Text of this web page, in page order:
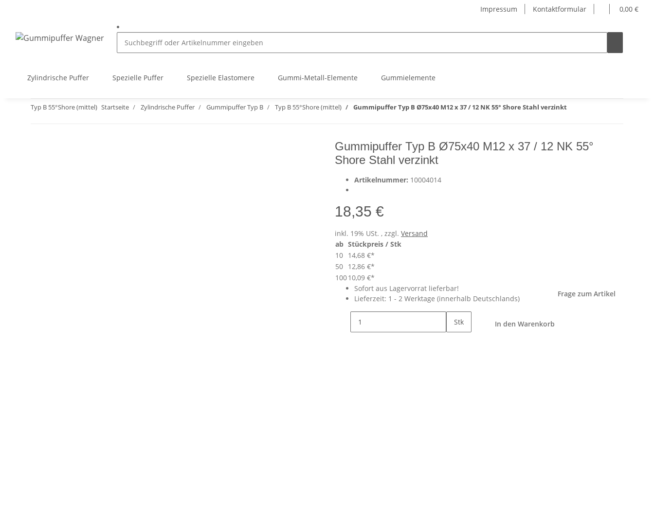
Impressum Kontaktformular 0,00 €
Zylindrische Puffer Spezielle Puffer Spezielle Elastomere Gummi-Metall-Elemente Gummielemente
Typ B 55°Shore (mittel) Startseite Zylindrische Puffer Gummipuffer Typ B Typ B 55°Shore (mittel) Gummipuffer Typ B Ø75x40 M12 x 37 / 12 NK 55° Shore Stahl verzinkt
Gummipuffer Typ B Ø75x40 M12 x 37 / 12 NK 55°
Shore Stahl verzinkt
Artikelnummer: 10004014
18,35 €
inkl. 19% USt. , zzgl. Versand
ab Stückpreis / Stk
10 14,68 €*
50 12,86 €*
10010,09 €*
Sofort aus Lagervorrat lieferbar!
Lieferzeit: 1 - 2 Werktage (innerhalb Deutschlands)
Frage zum Artikel
Stk In den Warenkorb